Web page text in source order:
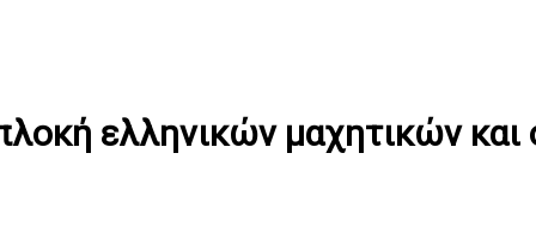
ελληνικών μαχητικών